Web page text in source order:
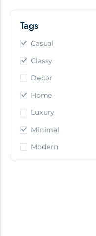
Tags
Casual
Classy
Decor
Home
Luxury
Minimal
Modern